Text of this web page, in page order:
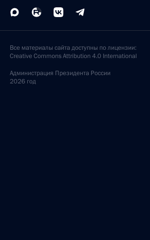
Все материалы сайта доступны по лицензии:
Creative Commons Attribution 4.0 International
Администрация Президента России
2026 год